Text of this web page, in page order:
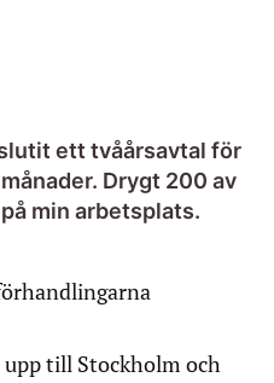
ett tvåårsavtal för
Drygt 200 av
min arbetsplats.
upp till Stockholm och